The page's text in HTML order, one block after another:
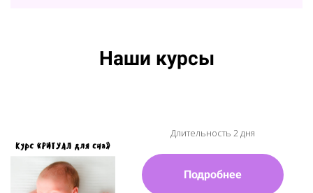
Наши курсы
Длительность 2 дня
Подробнее